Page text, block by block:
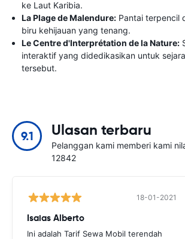
ke Laut Karibia.
La Plage de Malendure: Pantai terpencil
biru kehijauan yang tenang.
Le Centre d'Interprétation de la Nature:
interaktif yang didedikasikan untuk
tersebut.
9.1 Ulasan terbaru
Pelanggan kami memberi kami
12842
18-01-2021
Isaias Alberto
Ini adalah Tarif Sewa Mobil terendah